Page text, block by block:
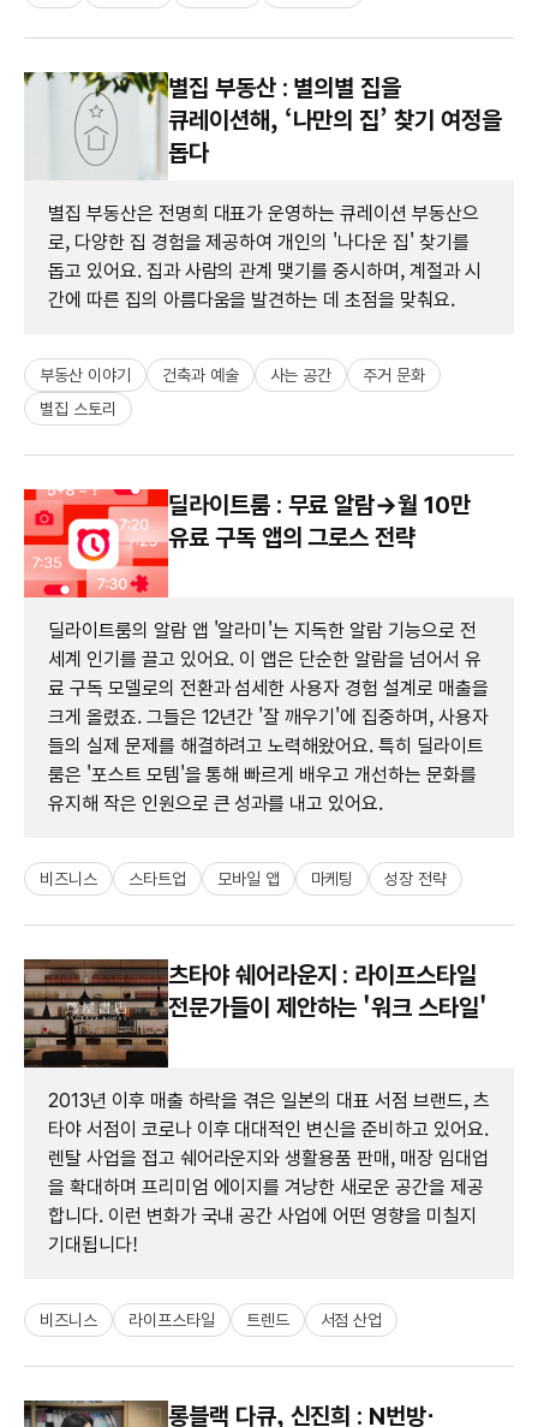
별집 부동산 : 별의별 집을
큐레이션해, ‘나만의 집’ 찾기 여정을
돕다
별집 부동산은 전명희 대표가 운영하는 큐레이션 부동산으
로, 다양한 집 경험을 제공하여 개인의 '나다운 집' 찾기를
돕고 있어요. 집과 사람의 관계 맺기를 중시하며, 계절과 시
간에 따른 집의 아름다움을 발견하는 데 초점을 맞춰요.
부동산 이야기 건축과 예술 사는 공간
주거 문화
별집 스토리
딜라이트룸 : 무료 알람→월 10만
유료 구독 앱의 그로스 전략
딜라이트룸의 알람 앱 '알라미'는 지독한 알람 기능으로 전
세계 인기를 끌고 있어요. 이 앱은 단순한 알람을 넘어서 유
료 구독 모델로의 전환과 섬세한 사용자 경험 설계로 매출을
크게 올렸죠. 그들은 12년간 '잘 깨우기'에 집중하며, 사용자
들의 실제 문제를 해결하려고 노력해왔어요. 특히 딜라이트
룸은 '포스트 모템'을 통해 빠르게 배우고 개선하는 문화를
유지해 작은 인원으로 큰 성과를 내고 있어요.
비즈니스 스타트업 모바일 앱 마케팅 성장 전략
츠타야 쉐어라운지 : 라이프스타일
전문가들이 제안하는 '워크 스타일'
2013년 이후 매출 하락을 겪은 일본의 대표 서점 브랜드, 츠
타야 서점이 코로나 이후 대대적인 변신을 준비하고 있어요.
렌탈 사업을 접고 쉐어라운지와 생활용품 판매, 매장 임대업
을 확대하며 프리미엄 에이지를 겨냥한 새로운 공간을 제공
합니다. 이런 변화가 국내 공간 사업에 어떤 영향을 미칠지
기대됩니다!
비즈니스 라이프스타일 트렌드 서점 산업
롱블랙 다큐, 신진희 : N번방⋅